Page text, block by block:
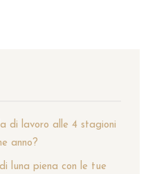
di lavoro alle 4 stagioni
anno?
luna piena con le tue